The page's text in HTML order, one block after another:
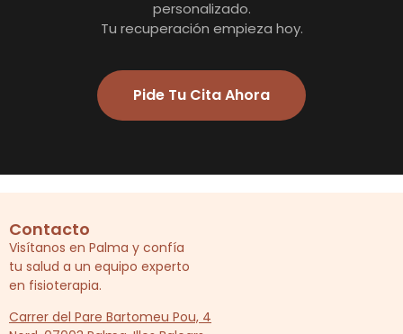
personalizado.
Tu recuperación empieza hoy.
Pide Tu Cita Ahora
Contacto
Visítanos en Palma y confía
tu salud a un equipo experto
en fisioterapia.
Carrer del Pare Bartomeu Pou, 4